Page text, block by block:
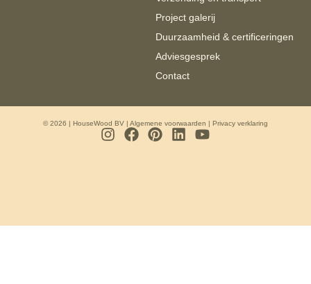
Project galerij
Duurzaamheid & certificeringen
Adviesgesprek
Contact
© 2026 | HouseWood BV | Algemene voorwaarden | Privacy verklaring